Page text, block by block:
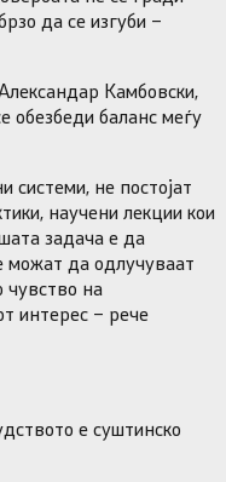
да се изгуби –
Камбовски,
обезбеди баланс меѓу
не постојат
научени лекции кои
задача е да
можат да одлучуваат
чувство на
интерес – рече
е суштинско